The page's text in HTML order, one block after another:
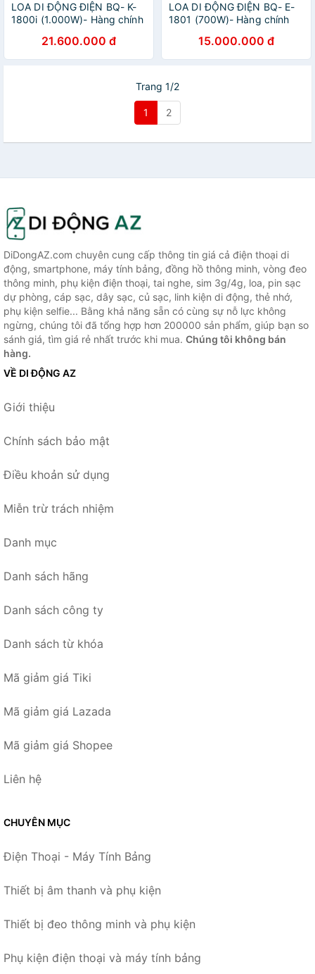
LOA DI ĐỘNG ĐIỆN BQ- K-
1800i (1.000W)- Hàng chính
21.600.000 đ
LOA DI ĐỘNG ĐIỆN BQ- E-
1801 (700W)- Hàng chính
15.000.000 đ
Trang 1/2
1 2
DiDongAZ.com chuyên cung cấp thông tin giá cả điện thoại di
động, smartphone, máy tính bảng, đồng hồ thông minh, vòng đeo
thông minh, phụ kiện điện thoại, tai nghe, sim 3g/4g, loa, pin sạc
dự phòng, cáp sạc, dây sạc, củ sạc, linh kiện di động, thẻ nhớ,
phụ kiện selfie... Bằng khả năng sẵn có cùng sự nỗ lực không
ngừng, chúng tôi đã tổng hợp hơn 200000 sản phẩm, giúp bạn so
sánh giá, tìm giá rẻ nhất trước khi mua. Chúng tôi không bán
hàng.
VỀ DI ĐỘNG AZ
Giới thiệu
Chính sách bảo mật
Điều khoản sử dụng
Miễn trừ trách nhiệm
Danh mục
Danh sách hãng
Danh sách công ty
Danh sách từ khóa
Mã giảm giá Tiki
Mã giảm giá Lazada
Mã giảm giá Shopee
Liên hệ
CHUYÊN MỤC
Điện Thoại - Máy Tính Bảng
Thiết bị âm thanh và phụ kiện
Thiết bị đeo thông minh và phụ kiện
Phụ kiện điện thoại và máy tính bảng